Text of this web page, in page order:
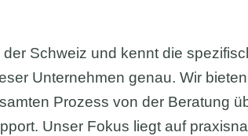
Schweiz und kennt die
Unternehmen genau. Wir
Prozess von der Beratung
Unser Fokus liegt auf